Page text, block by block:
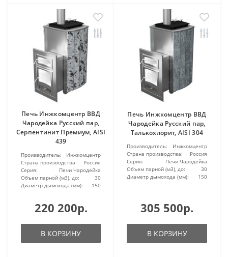
Печь Инжкомцентр ВВД
Чародейка Русский пар,
Серпентинит Премиум, AISI
439
Производитель:
Инжкомцентр
Страна производства:
Россия
Серия:
Печи Чародейка
Объем парной (м3), до:
30
Диаметр дымохода (мм):
150
220 200р.
В КОРЗИНУ
Печь Инжкомцентр ВВД
Чародейка Русский пар,
Талькохлорит, AISI 304
Производитель:
Инжкомцентр
Страна производства:
Россия
Серия:
Печи Чародейка
Объем парной (м3), до:
30
Диаметр дымохода (мм):
150
305 500р.
В КОРЗИНУ